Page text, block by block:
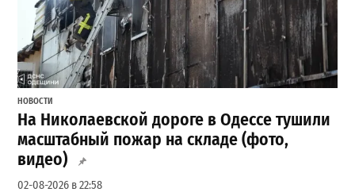
НОВОСТИ
На Николаевской дороге в Одессе тушили
масштабный пожар на складе (фото,
видео)
02-08-2026 в 22:58